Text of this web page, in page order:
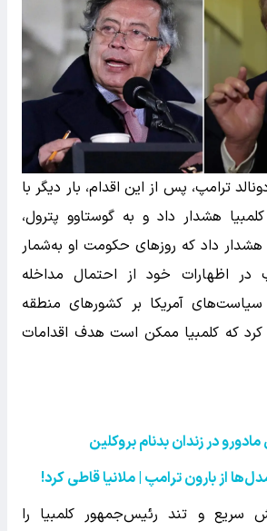
ترامپ، پس از این اقدام، بار دیگر با
هشدار داد و به گوستاوو پترول،
هشدار داد که روزهای حکومت او به‌شمار
در اظهارات خود از احتمال مداخله
آمریکا بر کشورهای منطقه
که کلمبیا ممکن است هدف اقدامات
در زندان بدنام بروکلین
از بارون ترامپ | ملانیا قاطی کرد!
سریع و تند رئیس‌جمهور کلمبیا را